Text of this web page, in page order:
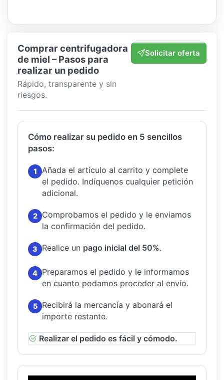
Comprar centrifugadora
de miel – Pasos para
realizar un pedido
Rápido, transparente y sin
riesgos.
Solicitar oferta
Cómo realizar su pedido en 5 sencillos
pasos:
1
Añada el artículo al carrito y complete
el pedido. Indíquenos cualquier petición
adicional.
2
Comprobamos el pedido y le enviamos
la confirmación del pedido.
3 Realice un pago inicial del 50%.
4 Preparamos el pedido y le informamos
en cuanto podamos proceder al envío.
5
Recibirá la mercancía y abonará el
importe restante.
Realizar el pedido es fácil y cómodo.